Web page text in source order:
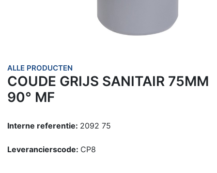
ALLE PRODUCTEN
COUDE GRIJS SANITAIR 75MM
90° MF
Interne referentie: 2092 75
Leverancierscode: CP8